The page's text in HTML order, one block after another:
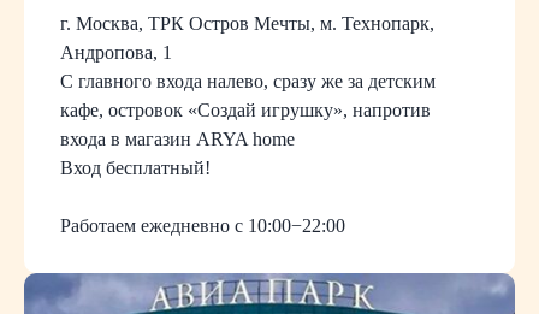
г. Москва, ТРК Остров Мечты, м. Технопарк,
Андропова, 1
С главного входа налево, сразу же за детским
кафе, островок «Создай игрушку», напротив
входа в магазин ARYA home
Вход бесплатный!
Работаем ежедневно с 10:00−22:00